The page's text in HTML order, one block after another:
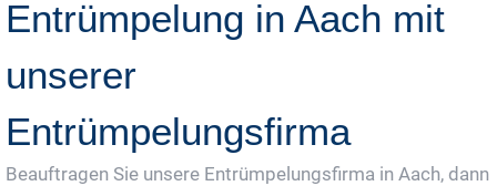
Entrümpelung in Aach mit
unserer
Entrümpelungsfirma
Beauftragen Sie unsere Entrümpelungsfirma in Aach, dann